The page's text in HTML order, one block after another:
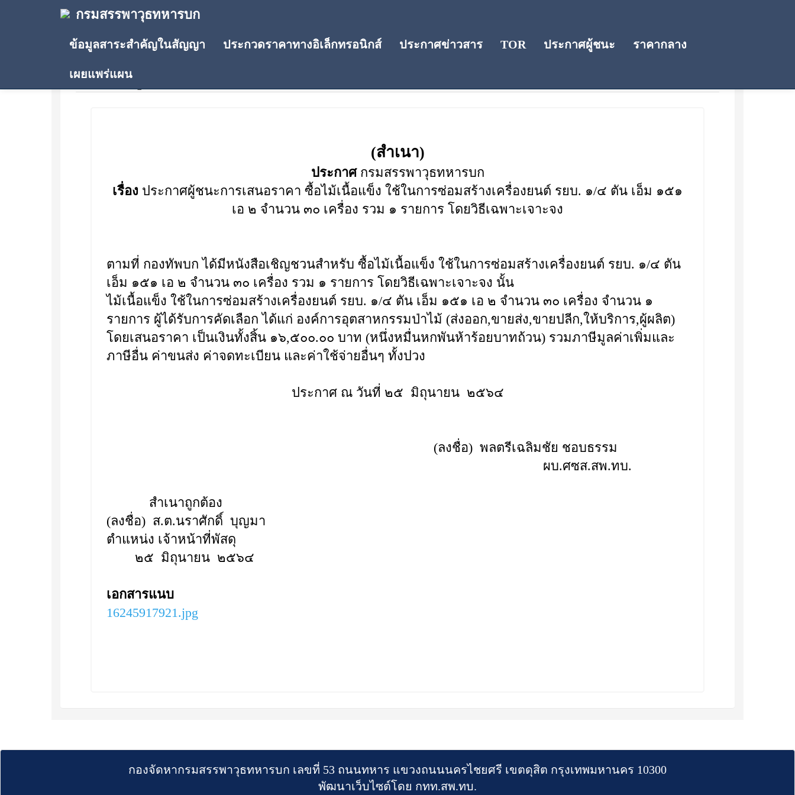
กรมสรรพาวุธทหารบก
ข้อมูลสาระสำคัญในสัญญา ประกวดราคาทางอิเล็กทรอนิกส์ ประกาศข่าวสาร TOR ประกาศผู้ชนะ ราคากลาง
เผยแพร่แผน
ประกาศผู้ชนะการเสนอราคา
(สำเนา)
ประกาศกรมสรรพาวุธทหารบก
เรื่อง ประกาศผู้ชนะการเสนอราคา ซื้อไม้เนื้อแข็ง ใช้ในการซ่อมสร้างเครื่องยนต์ รยบ. ๑/๔ ตัน เอ็ม ๑๕๑
เอ ๒ จำนวน ๓๐ เครื่อง รวม ๑ รายการ โดยวิธีเฉพาะเจาะจง
ตามที่ กองทัพบก ได้มีหนังสือเชิญชวนสำหรับ ซื้อไม้เนื้อแข็ง ใช้ในการซ่อมสร้างเครื่องยนต์ รยบ. ๑/๔ ตัน
เอ็ม ๑๕๑ เอ ๒ จำนวน ๓๐ เครื่อง รวม ๑ รายการ โดยวิธีเฉพาะเจาะจง นั้น
ไม้เนื้อแข็ง ใช้ในการซ่อมสร้างเครื่องยนต์ รยบ. ๑/๔ ตัน เอ็ม ๑๕๑ เอ ๒ จำนวน ๓๐ เครื่อง จำนวน ๑
รายการ ผู้ได้รับการคัดเลือก ได้แก่ องค์การอุตสาหกรรมป่าไม้ (ส่งออก,ขายส่ง,ขายปลีก,ให้บริการ,ผู้ผลิต)
โดยเสนอราคา เป็นเงินทั้งสิ้น ๑๖,๕๐๐.๐๐ บาท (หนึ่งหมื่นหกพันห้าร้อยบาทถ้วน) รวมภาษีมูลค่าเพิ่มและ
ภาษีอื่น ค่าขนส่ง ค่าจดทะเบียน และค่าใช้จ่ายอื่นๆ ทั้งปวง
ประกาศ ณ วันที่ ๒๕ มิถุนายน ๒๕๖๔
(ลงชื่อ) พลตรีเฉลิมชัย ชอบธรรม
ผบ.ศซส.สพ.ทบ.
สำเนาถูกต้อง
(ลงชื่อ) ส.ต.นราศักดิ์ บุญมา
ตำแหน่ง เจ้าหน้าที่พัสดุ
๒๕ มิถุนายน ๒๕๖๔
เอกสารแนบ
16245917921.jpg
กองจัดหากรมสรรพาวุธทหารบก เลขที่ 53 ถนนทหาร แขวงถนนนครไชยศรี เขตดุสิต กรุงเทพมหานคร 10300
พัฒนาเว็บไซต์โดย กทท.สพ.ทบ.